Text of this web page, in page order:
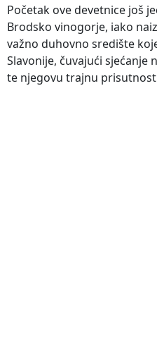
Početak ove devetnice još
Brodsko vinogorje, iako
važno duhovno središte
Slavonije, čuvajući sjećanje
te njegovu trajnu